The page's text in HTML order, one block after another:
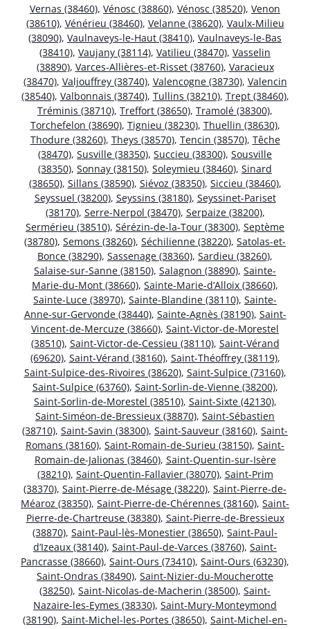
Vernas (38460), Vénosc (38860), Vénosc (38520), Venon
(38610), Vénérieu (38460), Velanne (38620), Vaulx-Milieu
(38090), Vaulnaveys-le-Haut (38410), Vaulnaveys-le-Bas
(38410), Vaujany (38114), Vatilieu (38470), Vasselin
(38890), Varces-Allières-et-Risset (38760), Varacieux
(38470), Valjouffrey (38740), Valencogne (38730), Valencin
(38540), Valbonnais (38740), Tullins (38210), Trept (38460),
Tréminis (38710), Treffort (38650), Tramolé (38300),
Torchefelon (38690), Tignieu (38230), Thuellin (38630),
Thodure (38260), Theys (38570), Tencin (38570), Têche
(38470), Susville (38350), Succieu (38300), Sousville
(38350), Sonnay (38150), Soleymieu (38460), Sinard
(38650), Sillans (38590), Siévoz (38350), Siccieu (38460),
Seyssuel (38200), Seyssins (38180), Seyssinet-Pariset
(38170), Serre-Nerpol (38470), Serpaize (38200),
Sermérieu (38510), Sérézin-de-la-Tour (38300), Septème
(38780), Semons (38260), Séchilienne (38220), Satolas-et-
Bonce (38290), Sassenage (38360), Sardieu (38260),
Salaise-sur-Sanne (38150), Salagnon (38890), Sainte-
Marie-du-Mont (38660), Sainte-Marie-d’Alloix (38660),
Sainte-Luce (38970), Sainte-Blandine (38110), Sainte-
Anne-sur-Gervonde (38440), Sainte-Agnès (38190), Saint-
Vincent-de-Mercuze (38660), Saint-Victor-de-Morestel
(38510), Saint-Victor-de-Cessieu (38110), Saint-Vérand
(69620), Saint-Vérand (38160), Saint-Théoffrey (38119),
Saint-Sulpice-des-Rivoires (38620), Saint-Sulpice (73160),
Saint-Sulpice (63760), Saint-Sorlin-de-Vienne (38200),
Saint-Sorlin-de-Morestel (38510), Saint-Sixte (42130),
Saint-Siméon-de-Bressieux (38870), Saint-Sébastien
(38710), Saint-Savin (38300), Saint-Sauveur (38160), Saint-
Romans (38160), Saint-Romain-de-Surieu (38150), Saint-
Romain-de-Jalionas (38460), Saint-Quentin-sur-Isère
(38210), Saint-Quentin-Fallavier (38070), Saint-Prim
(38370), Saint-Pierre-de-Mésage (38220), Saint-Pierre-de-
Méaroz (38350), Saint-Pierre-de-Chérennes (38160), Saint-
Pierre-de-Chartreuse (38380), Saint-Pierre-de-Bressieux
(38870), Saint-Paul-lès-Monestier (38650), Saint-Paul-
d’Izeaux (38140), Saint-Paul-de-Varces (38760), Saint-
Pancrasse (38660), Saint-Ours (73410), Saint-Ours (63230),
Saint-Ondras (38490), Saint-Nizier-du-Moucherotte
(38250), Saint-Nicolas-de-Macherin (38500), Saint-
Nazaire-les-Eymes (38330), Saint-Mury-Monteymond
(38190), Saint-Michel-les-Portes (38650), Saint-Michel-en-